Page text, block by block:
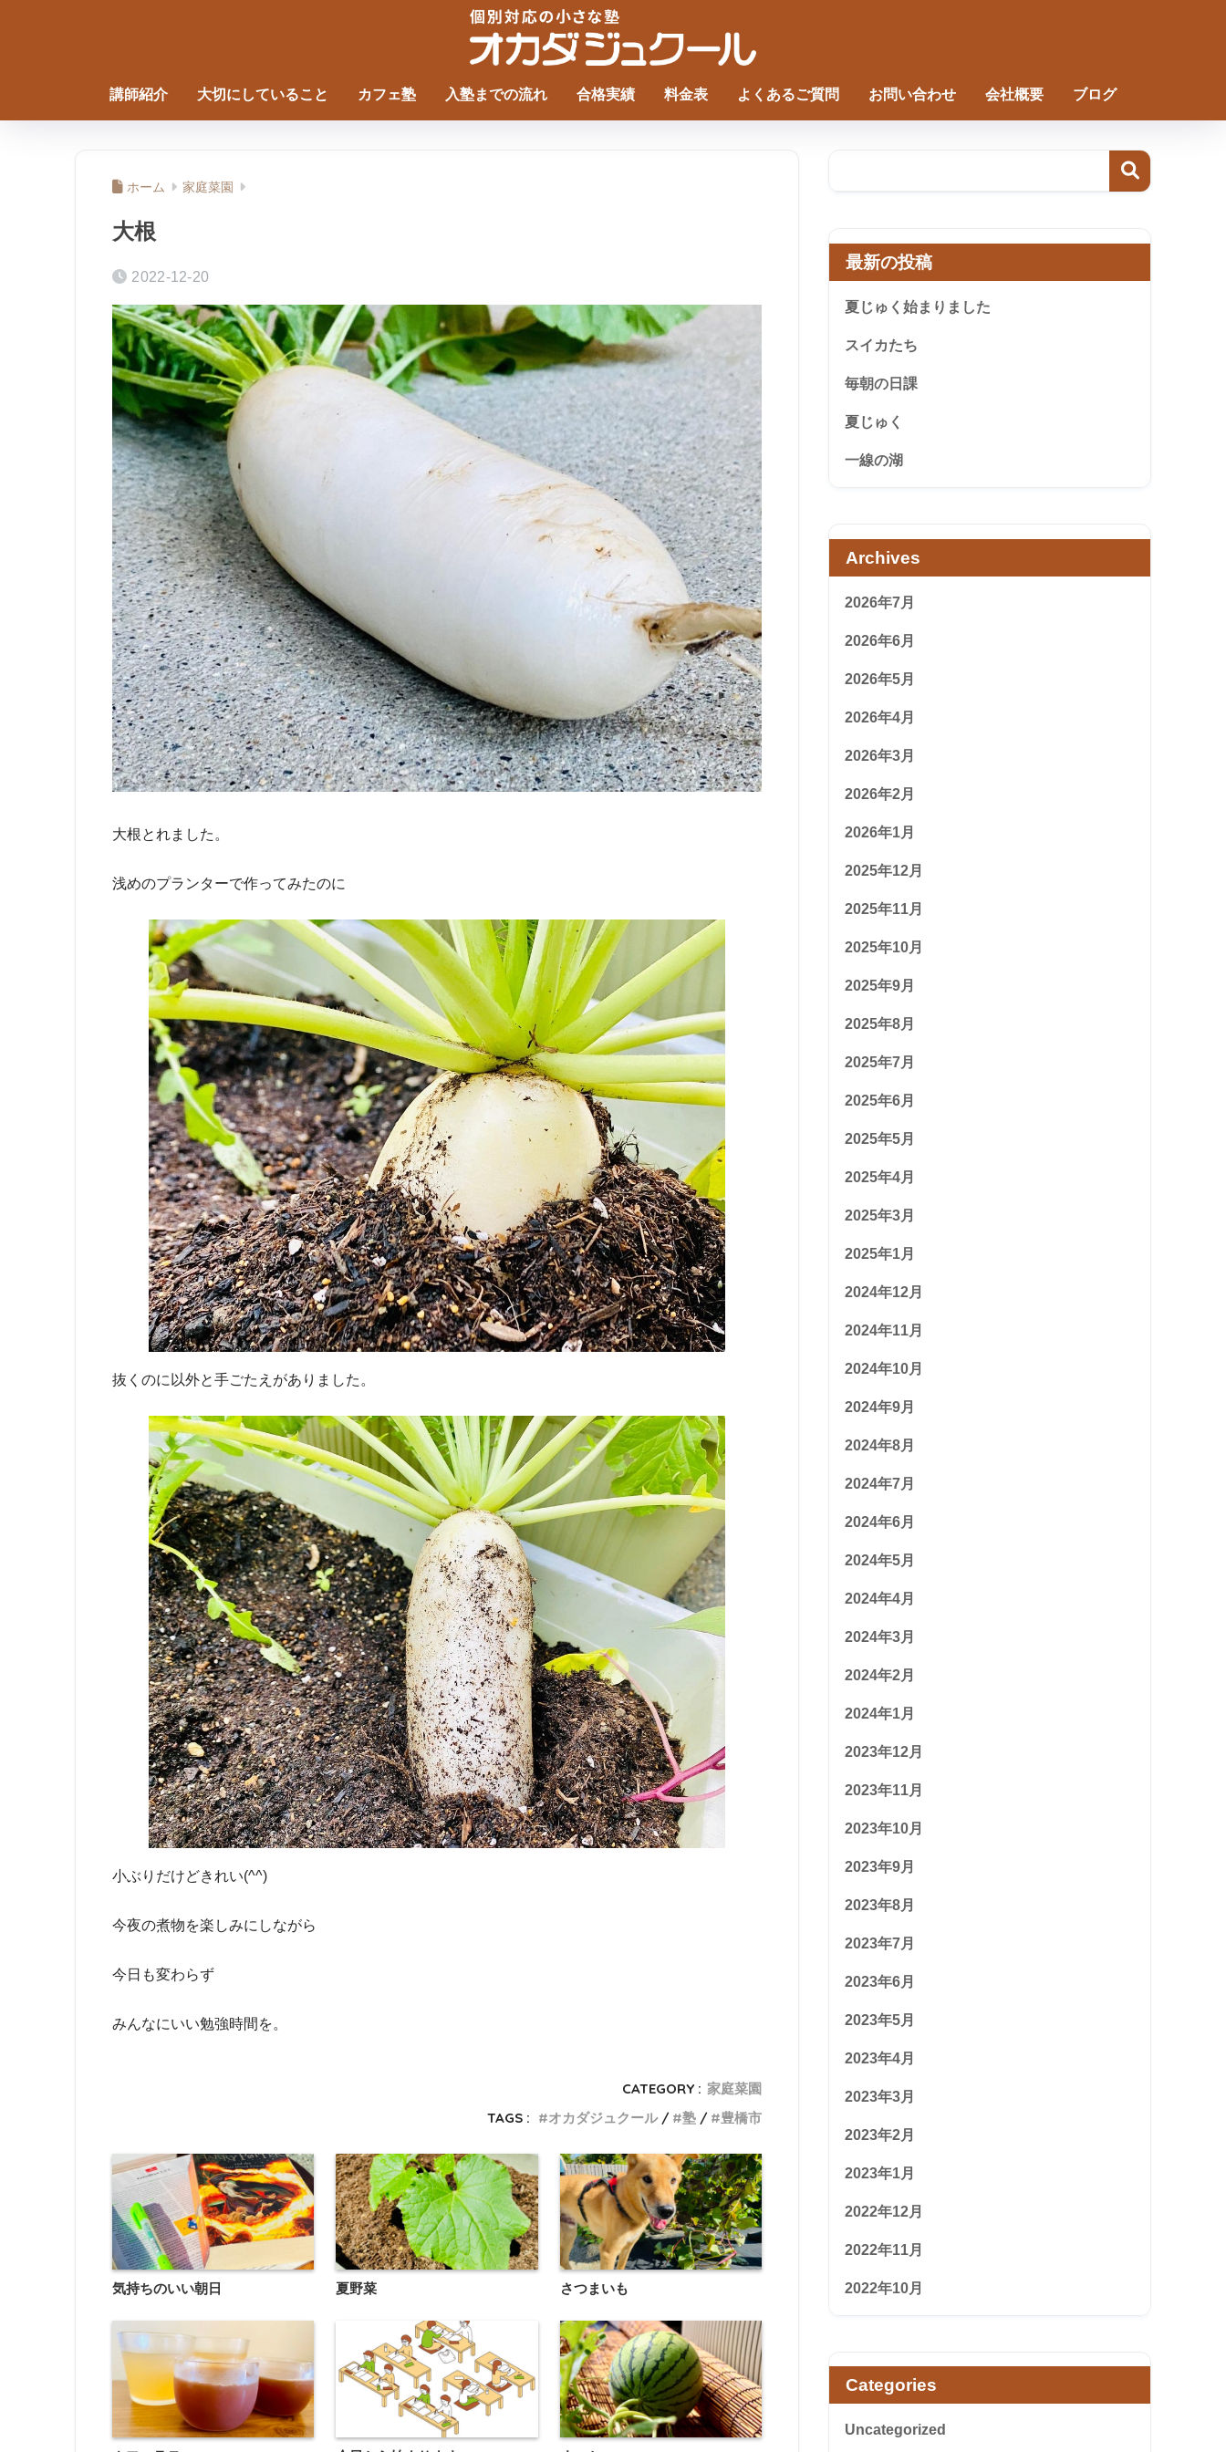
講師紹介 大切にしていること カフェ塾 入塾までの流れ 合格実績 料金表 よくあるご質問 お問い合わせ 会社概要 ブログ
ホーム 家庭菜園
大根
2022-12-20
大根とれました。
浅めのプランターで作ってみたのに
抜くのに以外と手ごたえがありました。
小ぶりだけどきれい(^^)
今夜の煮物を楽しみにしながら
今日も変わらず
みんなにいい勉強時間を。
CATEGORY : 家庭菜園
TAGS :
オカダジュクール 塾 豊橋市
気持ちのいい朝日 夏野菜 さつまいも
最新の投稿
夏じゅく始まりました
スイカたち
毎朝の日課
夏じゅく
一線の湖
Archives
2026年7月
2026年6月
2026年5月
2026年4月
2026年3月
2026年2月
2026年1月
2025年12月
2025年11月
2025年10月
2025年9月
2025年8月
2025年7月
2025年6月
2025年5月
2025年4月
2025年3月
2025年1月
2024年12月
2024年11月
2024年10月
2024年9月
2024年8月
2024年7月
2024年6月
2024年5月
2024年4月
2024年3月
2024年2月
2024年1月
2023年12月
2023年11月
2023年10月
2023年9月
2023年8月
2023年7月
2023年6月
2023年5月
2023年4月
2023年3月
2023年2月
2023年1月
2022年12月
2022年11月
2022年10月
Categories
Uncategorized